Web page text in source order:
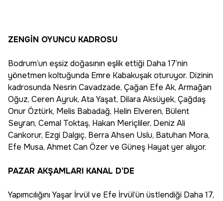
ZENGİN OYUNCU KADROSU
Bodrum’un eşsiz doğasının eşlik ettiği Daha 17’nin
yönetmen koltuğunda Emre Kabakuşak oturuyor. Dizinin
kadrosunda Nesrin Cavadzade, Çağan Efe Ak, Armağan
Oğuz, Ceren Ayruk, Ata Yaşat, Dilara Aksüyek, Çağdaş
Onur Öztürk, Melis Babadağ, Helin Elveren, Bülent
Seyran, Cemal Toktaş, Hakan Meriçliler, Deniz Ali
Cankorur, Ezgi Dalgıç, Berra Ahsen Uslu, Batuhan Mora,
Efe Musa, Ahmet Can Özer ve Güneş Hayat yer alıyor.
PAZAR AKŞAMLARI KANAL D’DE
Yapımcılığını Yaşar İrvül ve Efe İrvül’ün üstlendiği Daha 17,